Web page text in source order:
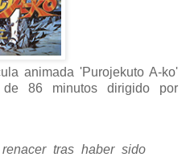
animada 'Purojekuto A-ko'
86 minutos dirigido por
tras haber sido